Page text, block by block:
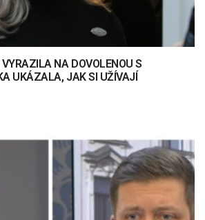
NA DOVOLENOU S
UKÁZALA, JAK SI UŽÍVAJÍ